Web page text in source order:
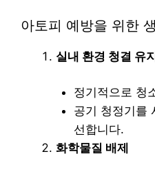
아토피 예방을 위한
실내 환경 청결 유
정기적으로 청
공기 청정기를
선합니다.
화학물질 배제